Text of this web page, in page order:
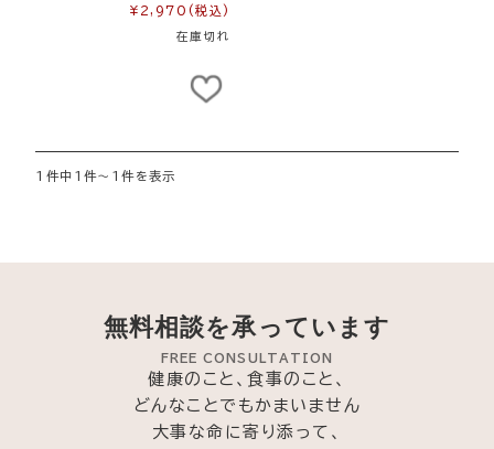
¥2,970 (税込)
在庫切れ
1件中1件～1件を表示
無料相談を承っています
FREE CONSULTATION
健康のこと、食事のこと、
どんなことでもかまいません
大事な命に寄り添って、